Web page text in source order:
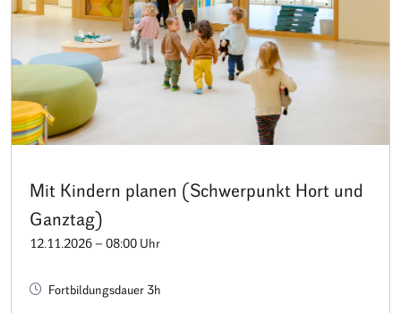
Mit Kindern planen (Schwerpunkt Hort und
Ganztag)
12.11.2026 – 08:00 Uhr
Fortbildungsdauer 3h